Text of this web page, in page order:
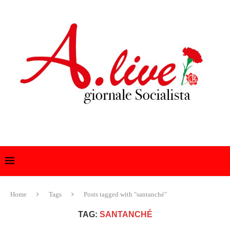
Home Tags Posts tagged with "santanché"
TAG: SANTANCHÉ